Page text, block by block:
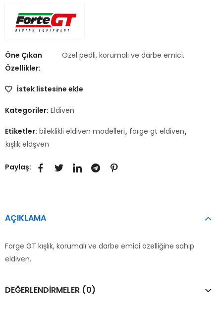
Öne Çıkan
Özellikler:
Özel pedli, korumalı ve darbe emici.
İstek listesine ekle
Kategoriler: Eldiven
Etiketler: bileklikli eldiven modelleri, forge gt eldiven,
kışlık eldşven
Paylaş:
AÇIKLAMA
Forge GT kışlık, korumalı ve darbe emici özelliğine sahip
eldiven.
DEĞERLENDIRMELER (0)